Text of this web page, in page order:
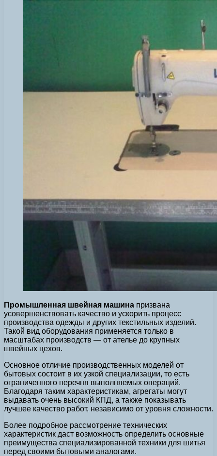
Промышленная швейная машина призвана
усовершенствовать качество и ускорить процесс
производства одежды и других текстильных изделий.
Такой вид оборудования применяется только в
масштабах производств — от ателье до крупных
швейных цехов.
Основное отличие производственных моделей от
бытовых состоит в их узкой специализации, то есть
ограниченного перечня выполняемых операций.
Благодаря таким характеристикам, агрегаты могут
выдавать очень высокий КПД, а также показывать
лучшее качество работ, независимо от уровня сложности.
Более подробное рассмотрение технических
характеристик даст возможность определить основные
преимущества специализированной техники для шитья
перед своими бытовыми аналогами.